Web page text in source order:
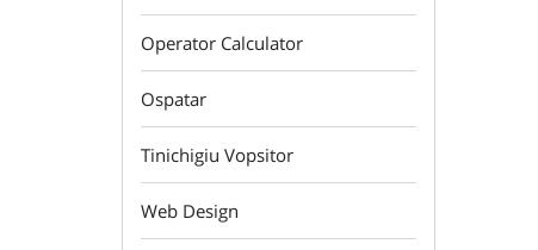
Operator Calculator
Ospatar
Tinichigiu Vopsitor
Web Design